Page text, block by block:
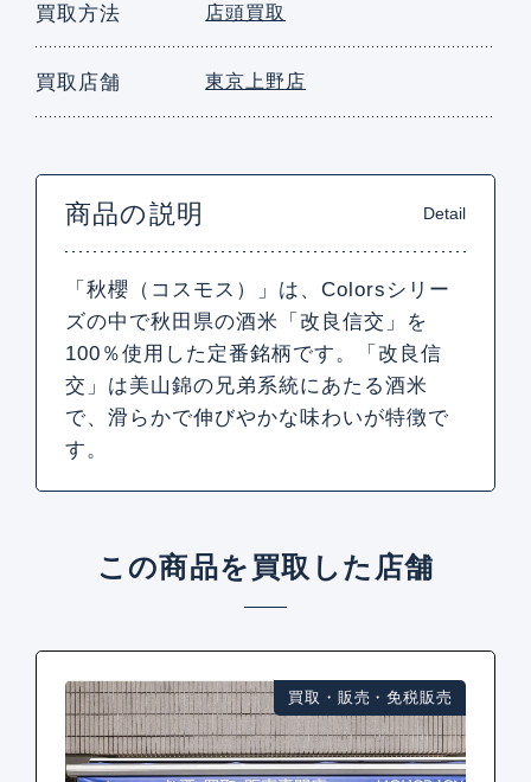
買取方法 店頭買取
買取店舗 東京上野店
商品の説明 Detail
「秋櫻（コスモス）」は、Colorsシリー
ズの中で秋田県の酒米「改良信交」を
100％使用した定番銘柄です。「改良信
交」は美山錦の兄弟系統にあたる酒米
で、滑らかで伸びやかな味わいが特徴で
す。
この商品を買取した店舗
買取・販売・免税販売